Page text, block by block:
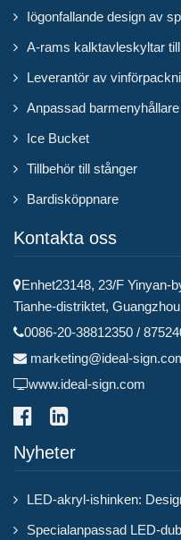
Iögonfallande design av
A-rams kalktavleskyltar
Leverantör av
Anpassad
Ice Bucket
Tillbehör till stånger
Bardisköppnare
Kontakta oss
Enhet23148, 23/F Yinyan-
Tianhe-distriktet,
0086-20-38812350 /
marketing@ideal-
www.ideal-sign.com
Nyheter
LED-akryl-ishinken:
Specialanpassad LED-